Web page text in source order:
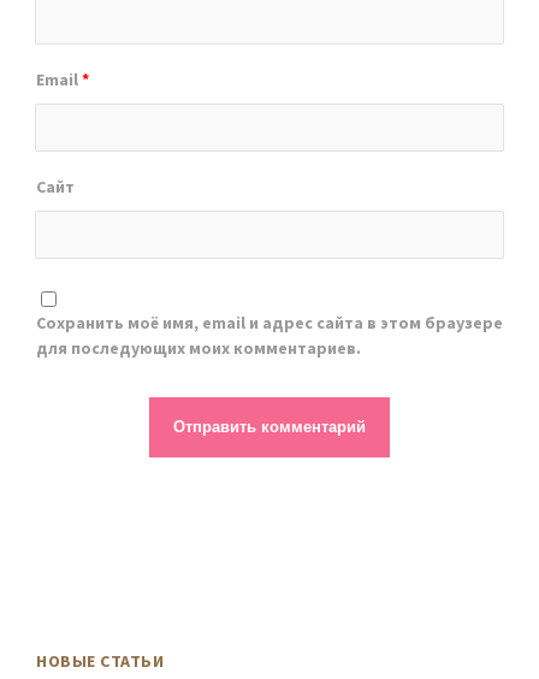
Email*
Сайт
Сохранить моё имя, email и адрес сайта в этом браузере
для последующих моих комментариев.
НОВЫЕ СТАТЬИ